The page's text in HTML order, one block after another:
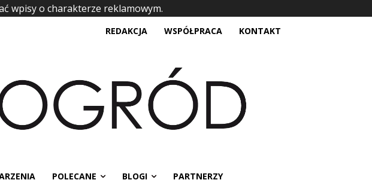
wpisy o charakterze reklamowym.
REDAKCJA WSPÓŁPRACA KONTAKT
POLECANE BLOGI PARTNERZY